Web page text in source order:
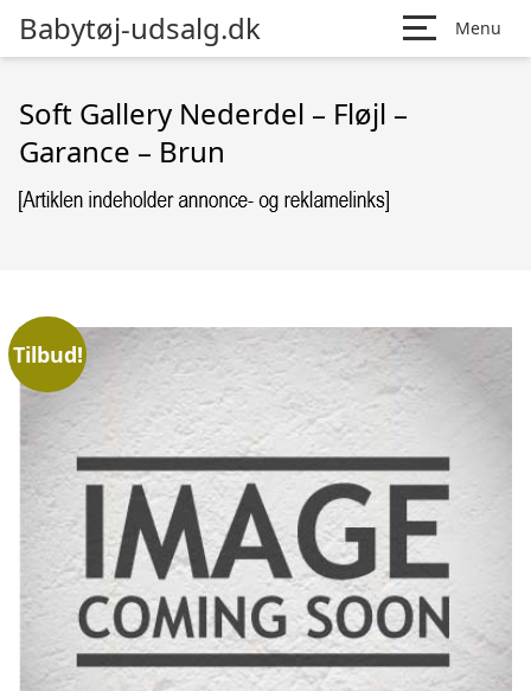
Babytøj-udsalg.dk Menu
Soft Gallery Nederdel – Fløjl –
Garance – Brun
Tilbud!